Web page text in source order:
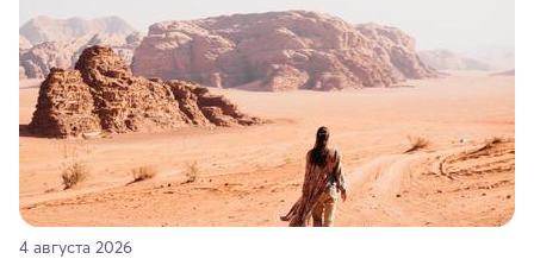
4 августа 2026